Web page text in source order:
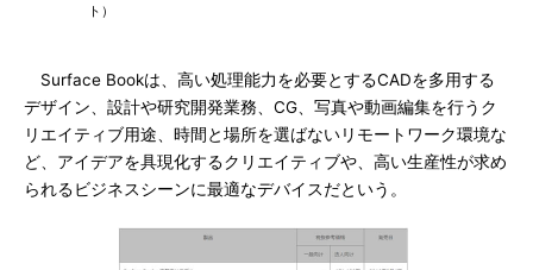
ト）
Surface Bookは、高い処理能力を必要とするCADを多用する
デザイン、設計や研究開発業務、CG、写真や動画編集を行うク
リエイティブ用途、時間と場所を選ばないリモートワーク環境な
ど、アイデアを具現化するクリエイティブや、高い生産性が求め
られるビジネスシーンに最適なデバイスだという。